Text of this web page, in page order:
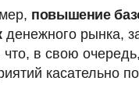
повышение
денежного рынка,
что, в свою
касательно